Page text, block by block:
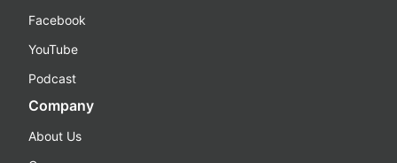
Facebook
YouTube
Podcast
Company
About Us